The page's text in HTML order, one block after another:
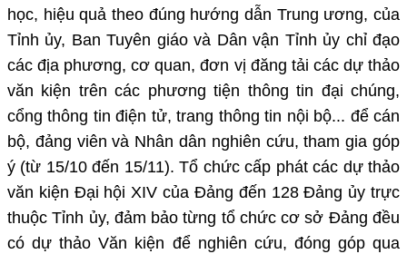
học, hiệu quả theo đúng hướng dẫn Trung ương, của
Tỉnh ủy, Ban Tuyên giáo và Dân vận Tỉnh ủy chỉ đạo
các địa phương, cơ quan, đơn vị đăng tải các dự thảo
văn kiện trên các phương tiện thông tin đại chúng,
cổng thông tin điện tử, trang thông tin nội bộ... để cán
bộ, đảng viên và Nhân dân nghiên cứu, tham gia góp
ý (từ 15/10 đến 15/11). Tổ chức cấp phát các dự thảo
văn kiện Đại hội XIV của Đảng đến 128 Đảng ủy trực
thuộc Tỉnh ủy, đảm bảo từng tổ chức cơ sở Đảng đều
có dự thảo Văn kiện để nghiên cứu, đóng góp qua